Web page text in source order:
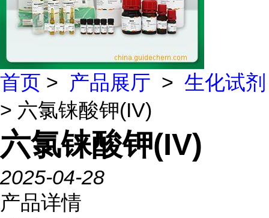
首页 > 产品展厅 > 生化试剂
> 六氯铼酸钾(IV)
六氯铼酸钾(IV)
2025-04-28
产品详情